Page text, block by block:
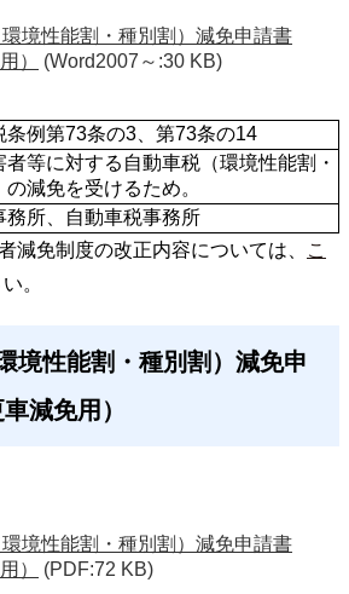
境性能割・種別割）減免申請書
）
(Word2007～:30 KB)
条例第73条の3、第73条の14
者等に対する自動車税（環境性能割・
減免を受けるため。
務所、自動車税事務所
減免制度の改正内容については、
こ
。
境性能割・種別割）減免申
減免用）
境性能割・種別割）減免申請書
）
(PDF:72 KB)